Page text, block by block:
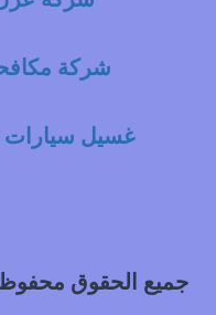
شركة
غسيل سيارات
جميع الحقوق